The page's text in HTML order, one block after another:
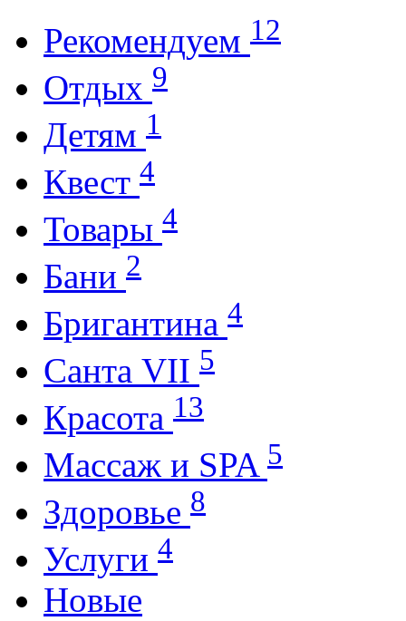
Рекомендуем 12
Отдых 9
Детям 1
Квест 4
Товары 4
Бани 2
Бригантина 4
Санта VII 5
Красота 13
Массаж и SPA 5
Здоровье 8
Услуги 4
Новые